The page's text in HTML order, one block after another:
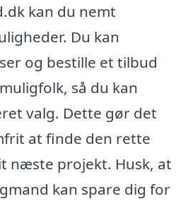
kan du nemt
Du kan
og bestille et tilbud
så du kan
valg. Dette gør det
at finde den rette
næste projekt. Husk, at
kan spare dig for